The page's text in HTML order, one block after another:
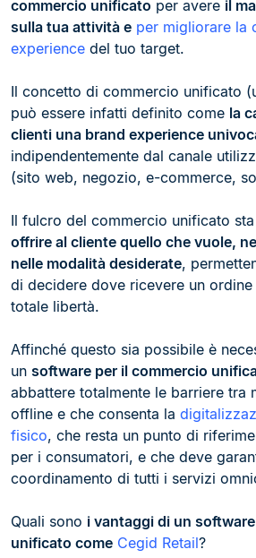
commercio unificato per avere il
sulla tua attività e per migliorare la
experience del tuo target.
Il concetto di commercio unificato
può essere infatti definito come la
clienti una brand experience
indipendentemente dal canale
(sito web, negozio, e-commerce,
Il fulcro del commercio unificato
offrire al cliente quello che vuole,
nelle modalità desiderate,
di decidere dove ricevere un
totale libertà.
Affinché questo sia possibile è
un software per il commercio
abbattere totalmente le barriere tra
offline e che consenta la
fisico, che resta un punto di
per i consumatori, e che deve
coordinamento di tutti i servizi
Quali sono i vantaggi di un
unificato come Cegid Retail?